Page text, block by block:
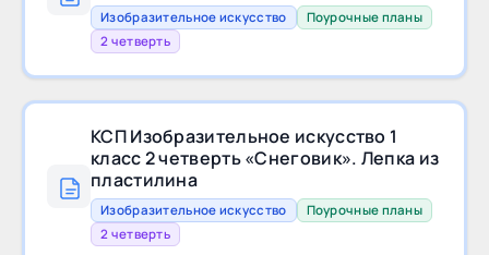
Изобразительное искусство
Поурочные планы
2 четверть
КСП Изобразительное искусство 1
класс 2 четверть «Снеговик». Лепка из
пластилина
Изобразительное искусство
Поурочные планы
2 четверть